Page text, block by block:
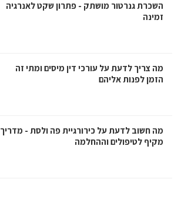
השכרת גנרטור מושתק - פתרון שקט לאנרגיה
זמינה
מה צריך לדעת על עורכי דין מיסים ומתי זה
הזמן לפנות אליהם
מה חשוב לדעת על כירורגיית פה ולסת - מדריך
מקיף לטיפולים וההחלמה